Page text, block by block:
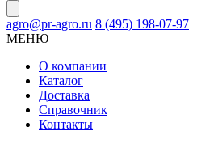
agro@pr-agro.ru 8 (495) 198-07-97
МЕНЮ
О компании
Каталог
Доставка
Справочник
Контакты